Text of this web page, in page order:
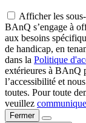
Afficher les
BAnQ s’engage à
aux besoins
de handicap, en
dans la Politique
extérieures à BAnQ
l’accessibilité et
toutes. Pour toute
veuillez
Fermer